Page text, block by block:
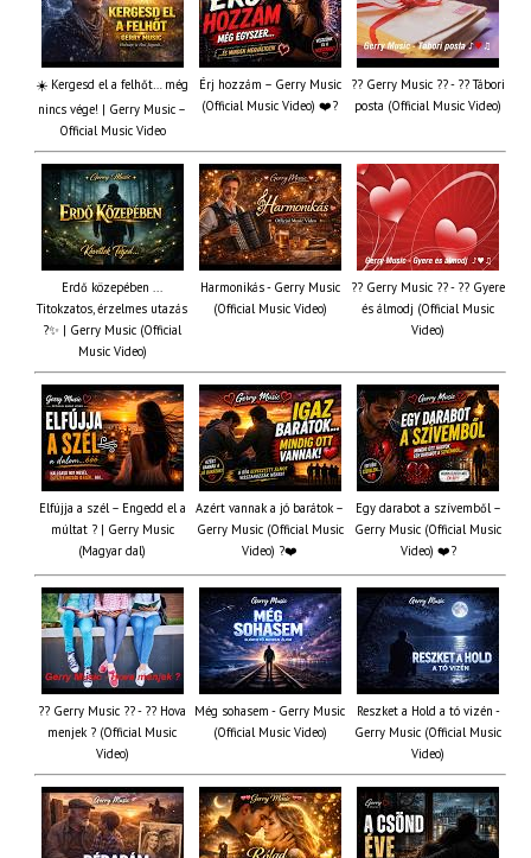
☀️ Kergesd el a felhőt… még
nincs vége! | Gerry Music –
Official Music Video
Érj hozzám – Gerry Music
(Official Music Video) ❤️?
?? Gerry Music ?? - ?? Tábori
posta (Official Music Video)
Erdő közepében ...
Titokzatos, érzelmes utazás
?✨ | Gerry Music (Official
Music Video)
Harmonikás - Gerry Music
(Official Music Video)
?? Gerry Music ?? - ?? Gyere
és álmodj (Official Music
Video)
Elfújja a szél – Engedd el a
múltat ? | Gerry Music
(Magyar dal)
Azért vannak a jó barátok –
Gerry Music (Official Music
Video) ?❤️
Egy darabot a szívemből –
Gerry Music (Official Music
Video) ❤️?
?? Gerry Music ?? - ?? Hova
menjek ? (Official Music
Video)
Még sohasem - Gerry Music
(Official Music Video)
Reszket a Hold a tó vizén -
Gerry Music (Official Music
Video)